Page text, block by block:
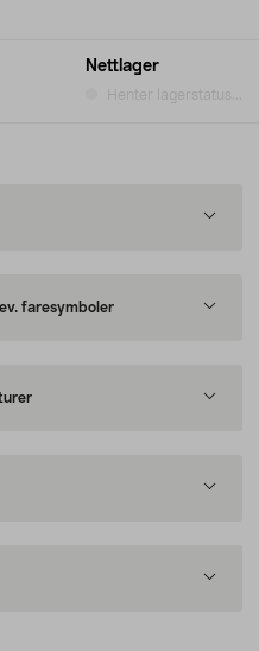
Nettlager
Henter lagerstatus...
faresymboler